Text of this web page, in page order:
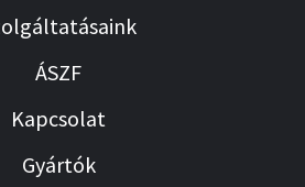
ÁSZF
Kapcsolat
Gyártók